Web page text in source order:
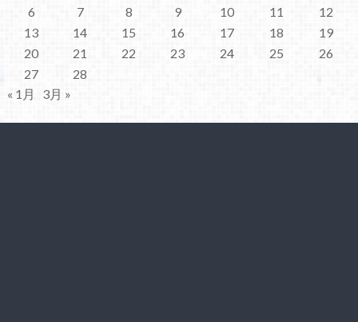
6
7 8 9 10 11
12
13
14 15 16 17 18
19
20
21 22 23 24 25
26
27
28
« 1月
3月 »